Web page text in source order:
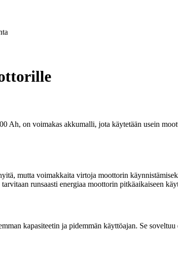
on voimakas akkumalli, jota käytetään usein
mutta voimakkaita virtoja moottorin
runsaasti energiaa moottorin pitkäaikaiseen
kapasiteetin ja pidemmän käyttöajan. Se